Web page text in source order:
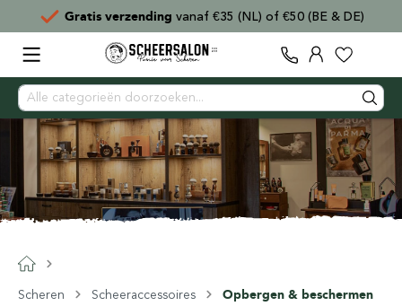
Gratis verzending vanaf €35 (NL) of €50 (BE & DE)
Scheren Scheeraccessoires Opbergen & beschermen